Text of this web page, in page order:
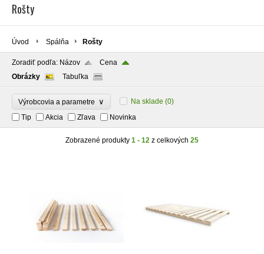
Rošty
Úvod Spálňa Rošty
Zoradiť podľa: Názov
Cena
Obrázky
Tabuľka
Výrobcovia a parametre ∨ Na sklade (0)
Tip
Akcia Zľava Novinka
Zobrazené produkty 1 - 12 z celkových 25